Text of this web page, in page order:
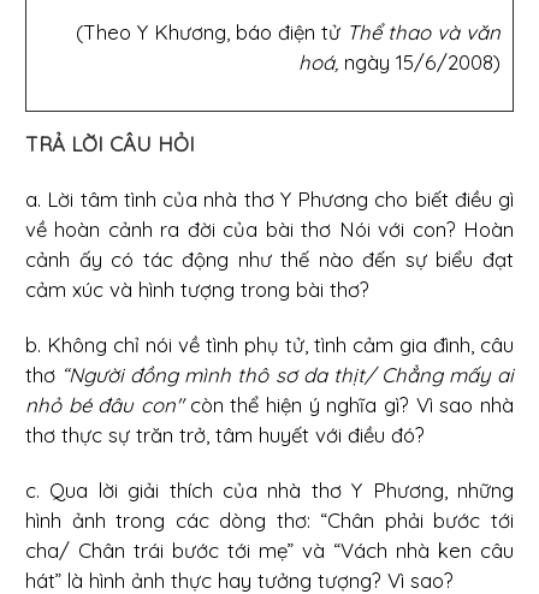
(Theo Y Khương, báo điện tử Thể thao và văn
hoá, ngày 15/6/2008)
TRẢ LỜI CÂU HỎI
a. Lời tâm tình của nhà thơ Y Phương cho biết điều gì
về hoàn cảnh ra đời của bài thơ Nói với con? Hoàn
cảnh ấy có tác động như thế nào đến sự biểu đạt
cảm xúc và hình tượng trong bài thơ?
b. Không chỉ nói về tình phụ tử, tình cảm gia đình, câu
thơ “Người đồng mình thô sơ da thịt/ Chẳng mấy ai
nhỏ bé đâu con"còn thể hiện ý nghĩa gì? Vì sao nhà
thơ thực sự trăn trở, tâm huyết với điều đó?
c. Qua lời giải thích của nhà thơ Y Phương, những
hình ảnh trong các dòng thơ: “Chân phải bước tới
cha/ Chân trái bước tới mẹ” và “Vách nhà ken câu
hát” là hình ảnh thực hay tưởng tượng? Vì sao?